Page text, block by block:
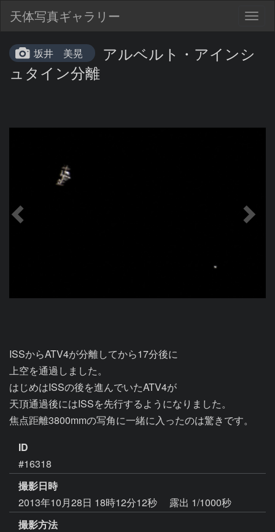
天体写真ギャラリー
坂井 美晃
アルベルト・アインシ
ュタイン分離
ISSからATV4が分離してから17分後に
上空を通過しました。
はじめはISSの後を進んでいたATV4が
天頂通過後にはISSを先行するようになりました。
焦点距離3800mmの写角に一緒に入ったのは驚きです。
ID
#16318
撮影日時
2013年10月28日 18時12分12秒
露出 1/1000秒
撮影方法